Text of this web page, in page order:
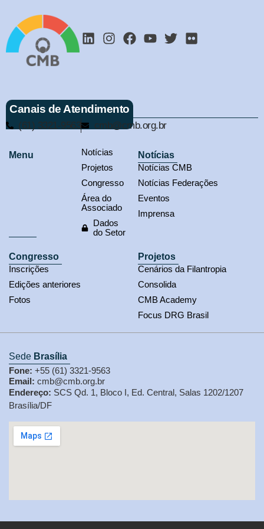
Canais de Atendimento
(61) 3321-9563 cmb@cmb.org.br
Menu
Notícias
Projetos
Congresso
Área do
Associado
Dados
do Setor
Notícias
Notícias CMB
Notícias Federações
Eventos
Imprensa
Congresso
Inscrições
Edições anteriores
Fotos
Projetos
Cenários da Filantropia
Consolida
CMB Academy
Focus DRG Brasil
Sede Brasília
Fone: +55 (61) 3321-9563
Email: cmb@cmb.org.br
Endereço: SCS Qd. 1, Bloco I, Ed. Central, Salas 1202/1207
Brasília/DF